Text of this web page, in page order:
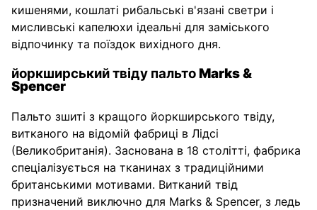
кишенями, кошлаті рибальські в'язані светри і
мисливські капелюхи ідеальні для заміського
відпочинку та поїздок вихідного дня.
йоркширський твіду пальтоMarks &
Spencer
Пальто зшиті з кращого йоркширського твіду,
витканого на відомій фабриці в Лідсі
(Великобританія). Заснована в 18 столітті, фабрика
спеціалізується на тканинах з традиційними
британськими мотивами. Витканий твід
призначений виключно для Marks & Spencer, з ледь